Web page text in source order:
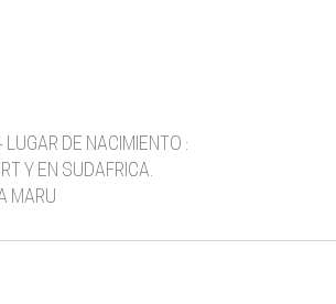
DE NACIMIENTO :
Y EN SUDAFRICA.
MARU